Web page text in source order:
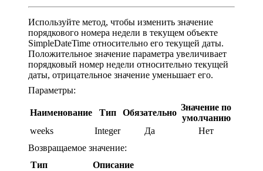
Используйте метод, чтобы изменить значение
порядкового номера недели в текущем объекте
SimpleDateTime относительно его текущей даты.
Положительное значение параметра увеличивает
порядковый номер недели относительно текущей
даты, отрицательное значение уменьшает его.
Параметры:
Наименование Тип Обязательно
Значение по
умолчанию
weeks
Integer Да
Нет
Возвращаемое значение:
Тип
Описание